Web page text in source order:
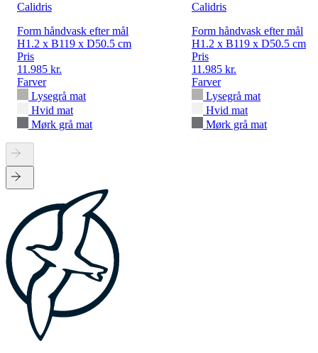
Calidris
Form håndvask efter mål
H1.2 x B119 x D50.5 cm
Pris
11.985 kr.
Farver
Lysegrå mat
Hvid mat
Mørk grå mat
Calidris
Form håndvask efter mål
H1.2 x B119 x D50.5 cm
Pris
11.985 kr.
Farver
Lysegrå mat
Hvid mat
Mørk grå mat